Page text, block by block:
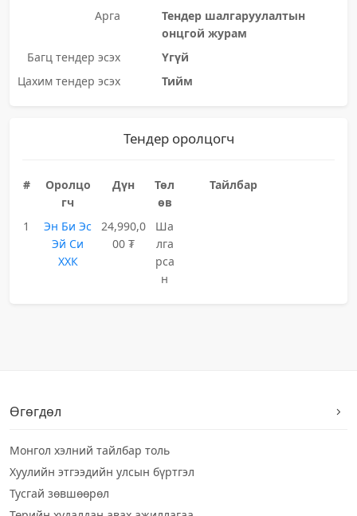
Арга
Тендер шалгаруулалтын
онцгой журам
Багц тендер эсэх
Үгүй
Цахим тендер эсэх
Тийм
Тендер оролцогч
#
Оролцо
гч
Дүн
Төл
өв
Тайлбар
1
Эн Би Эс
Эй Си
ХХК
24,990,0
00 ₮
Ша
лга
рса
н
Өгөгдөл
Монгол хэлний тайлбар толь
Хуулийн этгээдийн улсын бүртгэл
Тусгай зөвшөөрөл